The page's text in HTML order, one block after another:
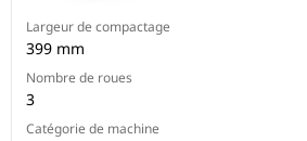
Largeur de compactage
399 mm
Nombre de roues
3
Catégorie de machine